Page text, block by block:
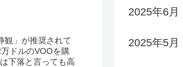
観」が推奨されて
ドルのVOOを購
下落と言っても高
2025年6月
2025年5月